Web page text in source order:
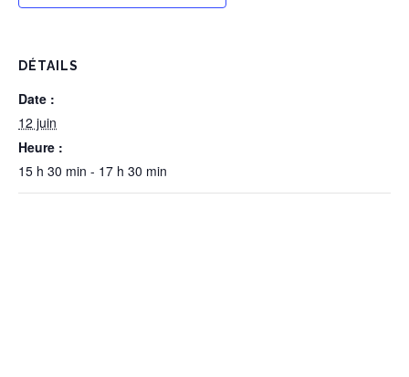
DÉTAILS
Date :
12 juin
Heure :
15 h 30 min - 17 h 30 min